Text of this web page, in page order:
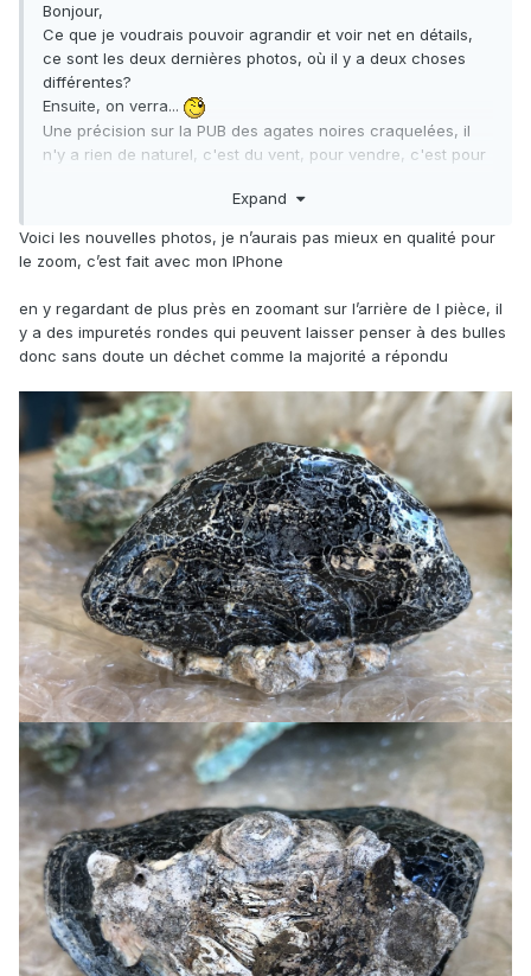
Bonjour,
Ce que je voudrais pouvoir agrandir et voir net en détails,
ce sont les deux dernières photos, où il y a deux choses
différentes?
Ensuite, on verra...
Une précision sur la PUB des agates noires craquelées, il
n'y a rien de naturel, c'est du vent, pour vendre, c'est pour
en trouver des bleutées....Expand
Voici les nouvelles photos, je n’aurais pas mieux en qualité pour
le zoom, c’est fait avec mon IPhone
en y regardant de plus près en zoomant sur l’arrière de l pièce, il
y a des impuretés rondes qui peuvent laisser penser à des bulles
donc sans doute un déchet comme la majorité a répondu